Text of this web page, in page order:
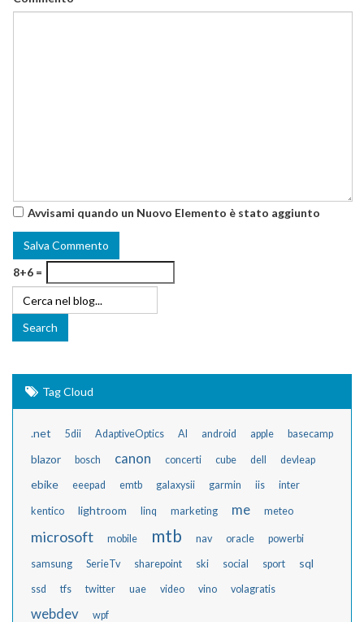
Avvisami quando un Nuovo Elemento è stato aggiunto
8+6 =
Tag Cloud
.net 5dii AdaptiveOptics AI android apple basecamp
blazor bosch canon concerti cube dell devleap
ebike eeepad emtb galaxysii garmin iis inter
kentico lightroom linq marketing me meteo
microsoft mobile mtb nav oracle powerbi
samsung SerieTv sharepoint ski social sport sql
ssd tfs twitter uae video vino volagratis
webdev wpf